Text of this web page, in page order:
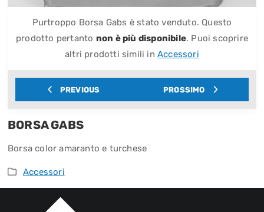
Purtroppo Borsa Gabs è stato venduto. Questo
prodotto pertanto non è più disponibile. Puoi scoprire
altri prodotti simili inAccessori
PREVIOUS PROSSIMO
BORSA GABS
Borsa color amaranto e turchese
Accessori